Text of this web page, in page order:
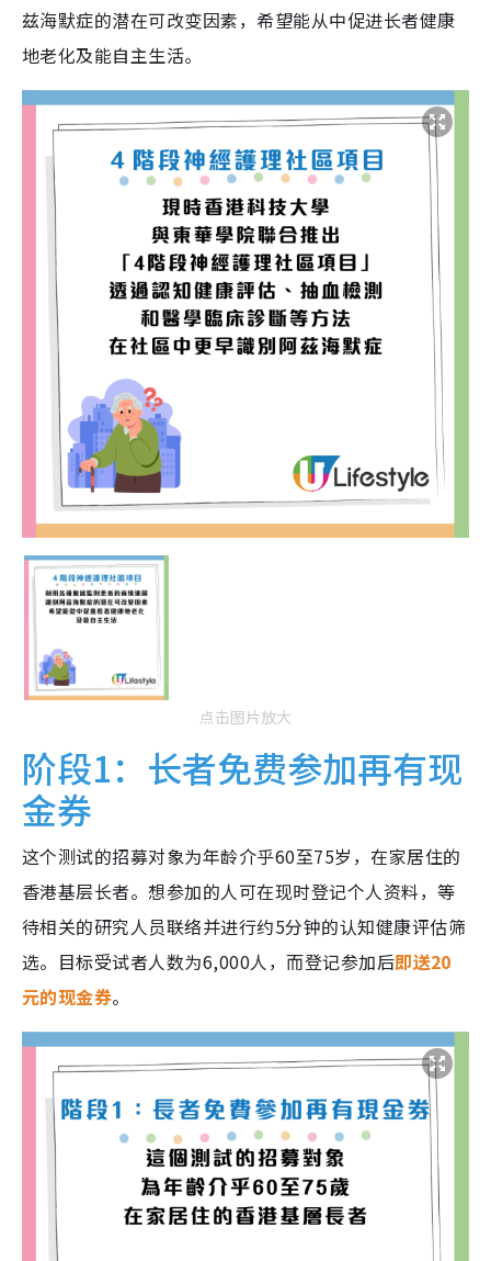
兹海默症的潜在可改变因素，希望能从中促进长者健康
地老化及能自主生活。
点击图片放大
阶段1：长者免费参加再有现
金券
这个测试的招募对象为年龄介乎60至75岁，在家居住的
香港基层长者。想参加的人可在现时登记个人资料，等
待相关的研究人员联络并进行约5分钟的认知健康评估筛
选。目标受试者人数为6,000人，而登记参加后即送20
元的现金券。